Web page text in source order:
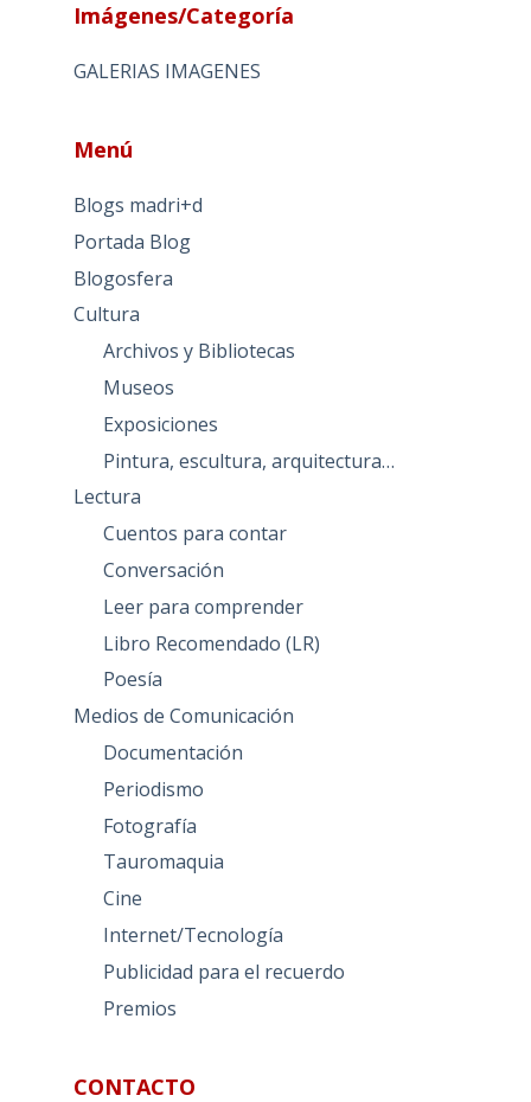
Imágenes/Categoría
GALERIAS IMAGENES
Menú
Blogs madri+d
Portada Blog
Blogosfera
Cultura
Archivos y Bibliotecas
Museos
Exposiciones
Pintura, escultura, arquitectura…
Lectura
Cuentos para contar
Conversación
Leer para comprender
Libro Recomendado (LR)
Poesía
Medios de Comunicación
Documentación
Periodismo
Fotografía
Tauromaquia
Cine
Internet/Tecnología
Publicidad para el recuerdo
Premios
CONTACTO